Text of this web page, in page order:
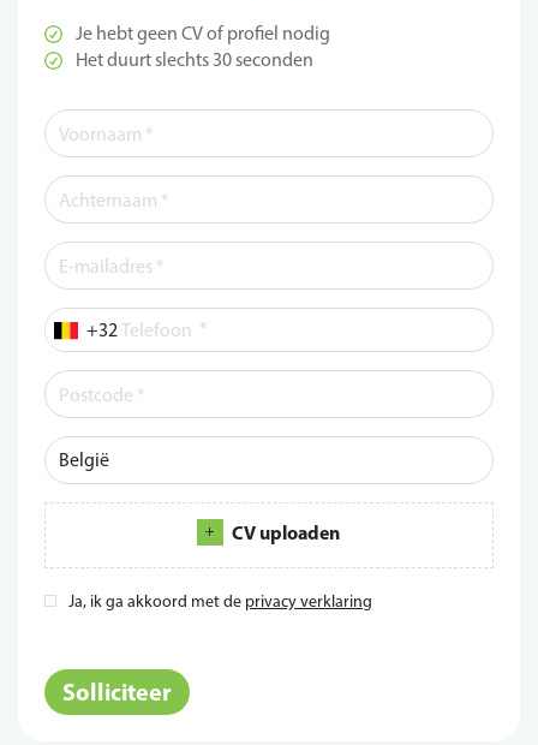
Je hebt geen CV of profiel nodig
Het duurt slechts 30 seconden
Telefoon *
CV uploaden
Ja, ik ga akkoord met de privacy verklaring
Solliciteer